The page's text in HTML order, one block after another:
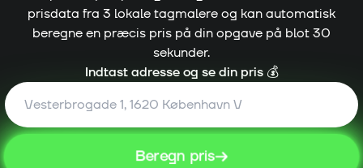
prisdata fra 3 lokale tagmalere og kan automatisk
beregne en præcis pris på din opgave på blot 30
sekunder.
Indtast adresse og se din pris 💰
Beregn pris